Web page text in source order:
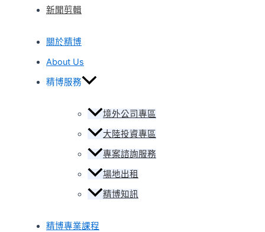
新聞剪輯
關於精博
About Us
精博服務
境外公司專區
大陸投資專區
專案諮詢服務
場地出租
精博知訊
精博專業課程